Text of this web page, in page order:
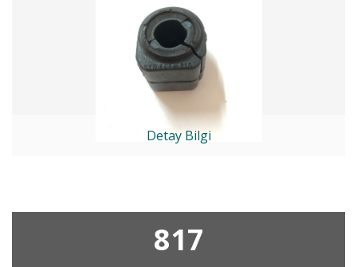
Detay Bilgi
817